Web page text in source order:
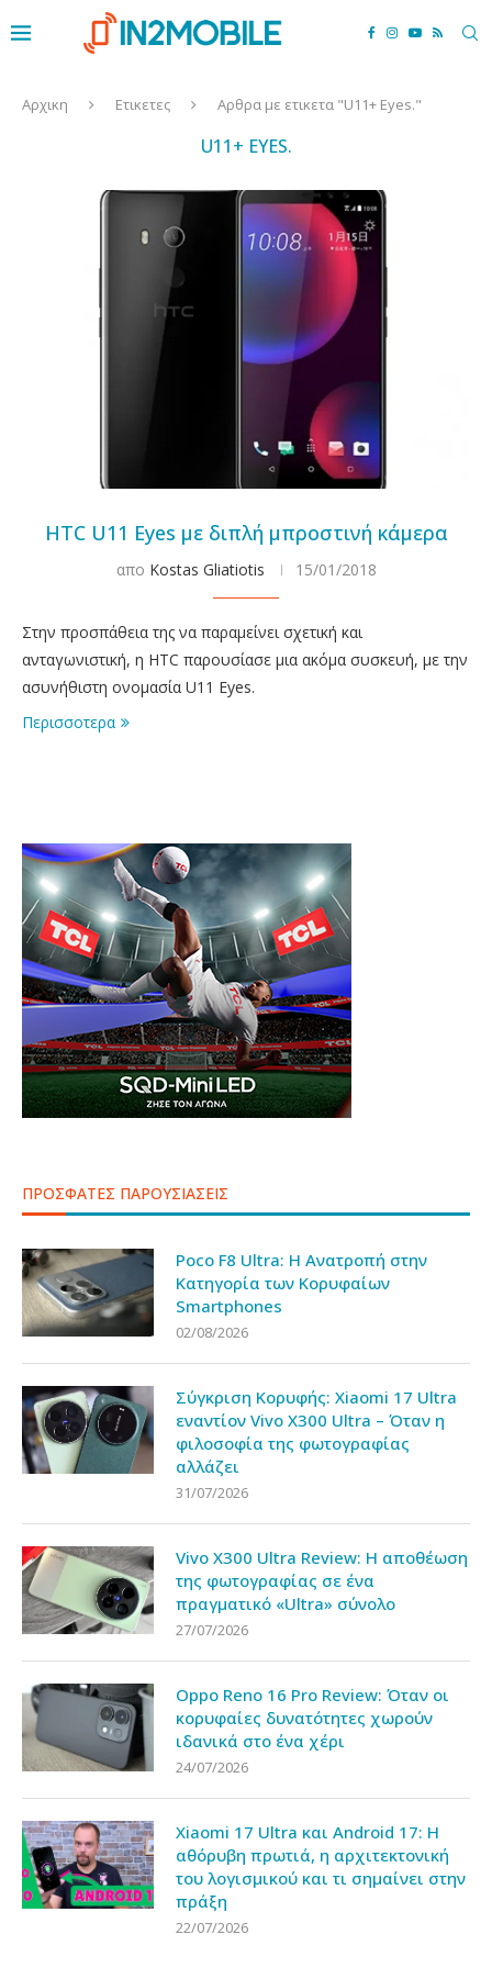
Αρχικη Ετικετες Αρθρα με ετικετα "U11+ Eyes."
U11+ EYES.
HTC U11 Eyes με διπλή μπροστινή κάμερα
απο Kostas Gliatiotis 15/01/2018
Στην προσπάθεια της να παραμείνει σχετική και
ανταγωνιστική, η HTC παρουσίασε μια ακόμα συσκευή, με την
ασυνήθιστη ονομασία U11 Eyes.
Περισσοτερα
ΠΡΟΣΦΑΤΕΣ ΠΑΡΟΥΣΙΑΣΕΙΣ
Poco F8 Ultra: Η Ανατροπή στην
Κατηγορία των Κορυφαίων
Smartphones
02/08/2026
Σύγκριση Κορυφής: Xiaomi 17 Ultra
εναντίον Vivo X300 Ultra – Όταν η
φιλοσοφία της φωτογραφίας
αλλάζει
31/07/2026
Vivo X300 Ultra Review: Η αποθέωση
της φωτογραφίας σε ένα
πραγματικό «Ultra» σύνολο
27/07/2026
Oppo Reno 16 Pro Review: Όταν οι
κορυφαίες δυνατότητες χωρούν
ιδανικά στο ένα χέρι
24/07/2026
Xiaomi 17 Ultra και Android 17: Η
αθόρυβη πρωτιά, η αρχιτεκτονική
του λογισμικού και τι σημαίνει στην
πράξη
22/07/2026